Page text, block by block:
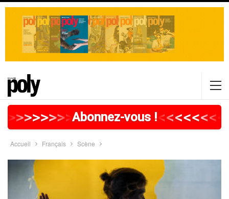
>>>>>>>>>>>>>>>>>
Abonnez-vous !<<<<<<<<
Accueil Français Scène